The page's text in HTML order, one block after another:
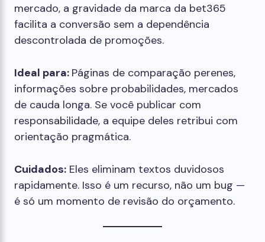
mercado, a gravidade da marca da bet365
facilita a conversão sem a dependência
descontrolada de promoções.
Ideal para: Páginas de comparação perenes,
informações sobre probabilidades, mercados
de cauda longa. Se você publicar com
responsabilidade, a equipe deles retribui com
orientação pragmática.
Cuidados: Eles eliminam textos duvidosos
rapidamente. Isso é um recurso, não um bug —
é só um momento de revisão do orçamento.